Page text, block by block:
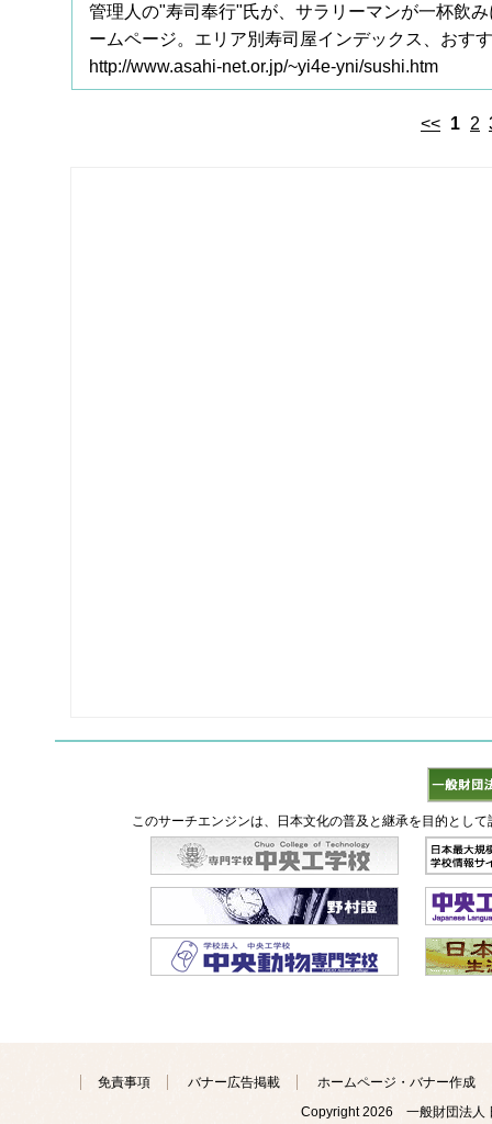
管理人の"寿司奉行"氏が、サラリーマンが一杯飲
ームページ。エリア別寿司屋インデックス、おす
http://www.asahi-net.or.jp/~yi4e-yni/sushi.htm
<< 1 2
このサーチエンジンは、日本文化の普及と継承を目的とし
免責事項 バナー広告掲載
ホームページ・バナー作成
Copyright2026 一般財団法人